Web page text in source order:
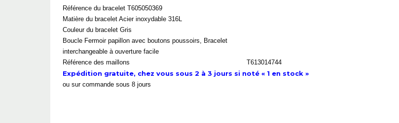
Référence du bracelet T605050369
Matière du bracelet Acier inoxydable 316L
Couleur du bracelet Gris
Boucle Fermoir papillon avec boutons poussoirs, Bracelet
interchangeable à ouverture facile
Référence des maillons
T613014744
Expédition gratuite, chez vous sous 2 à 3 jours si noté « 1 en stock »
ou sur commande sous 8 jours